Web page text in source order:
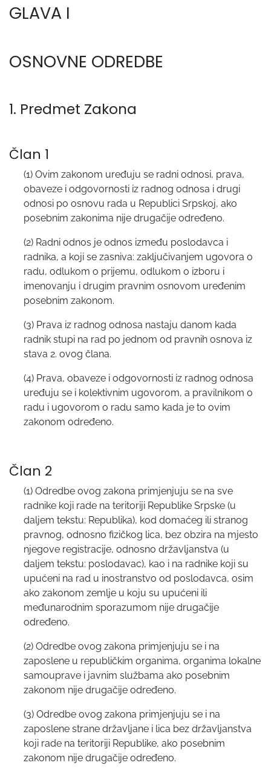
GLAVA I
OSNOVNE ODREDBE
1. Predmet Zakona
Član 1
(1) Ovim zakonom uređuju se radni odnosi, prava,
obaveze i odgovornosti iz radnog odnosa i drugi
odnosi po osnovu rada u Republici Srpskoj, ako
posebnim zakonima nije drugačije određeno.
(2) Radni odnos je odnos između poslodavca i
radnika, a koji se zasniva: zaključivanjem ugovora o
radu, odlukom o prijemu, odlukom o izboru i
imenovanju i drugim pravnim osnovom uređenim
posebnim zakonom.
(3) Prava iz radnog odnosa nastaju danom kada
radnik stupi na rad po jednom od pravnih osnova iz
stava 2. ovog člana.
(4) Prava, obaveze i odgovornosti iz radnog odnosa
uređuju se i kolektivnim ugovorom, a pravilnikom o
radu i ugovorom o radu samo kada je to ovim
zakonom određeno.
Član 2
(1) Odredbe ovog zakona primjenjuju se na sve
radnike koji rade na teritoriji Republike Srpske (u
daljem tekstu: Republika), kod domaćeg ili stranog
pravnog, odnosno fizičkog lica, bez obzira na mjesto
njegove registracije, odnosno državljanstva (u
daljem tekstu: poslodavac), kao i na radnike koji su
upućeni na rad u inostranstvo od poslodavca, osim
ako zakonom zemlje u koju su upućeni ili
međunarodnim sporazumom nije drugačije
određeno.
(2) Odredbe ovog zakona primjenjuju se i na
zaposlene u republičkim organima, organima lokalne
samouprave i javnim službama ako posebnim
zakonom nije drugačije određeno.
(3) Odredbe ovog zakona primjenjuju se i na
zaposlene strane državljane i lica bez državljanstva
koji rade na teritoriji Republike, ako posebnim
zakonom nije drugačije određeno.